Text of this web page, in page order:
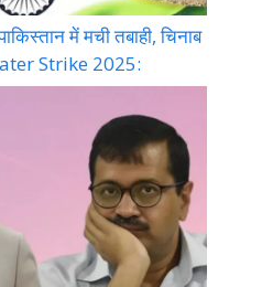
में मची तबाही, चिनाब
Strike 2025: